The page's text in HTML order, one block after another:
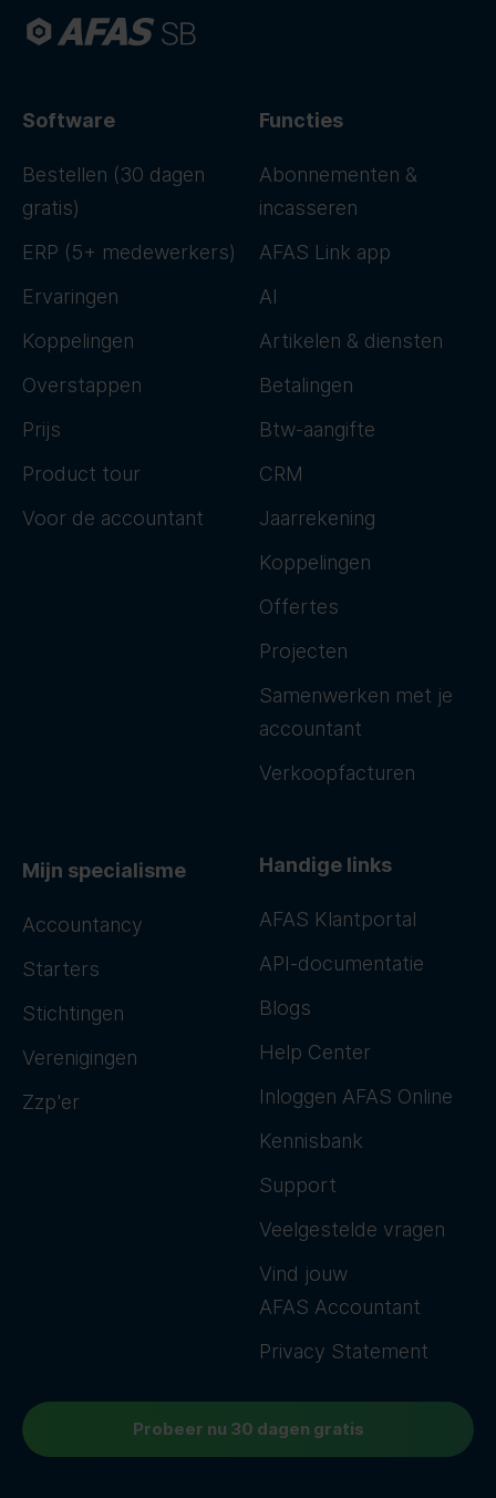
Software
Bestellen (30 dagen
gratis)
ERP (5+ medewerkers)
Ervaringen
Koppelingen
Overstappen
Prijs
Product tour
Voor de accountant
Functies
Abonnementen &
incasseren
AFAS Link app
AI
Artikelen & diensten
Betalingen
Btw-aangifte
CRM
Jaarrekening
Koppelingen
Offertes
Projecten
Samenwerken met je
accountant
Verkoopfacturen
Mijn specialisme
Accountancy
Starters
Stichtingen
Verenigingen
Zzp'er
Handige links
AFAS Klantportal
API-documentatie
Blogs
Help Center
Inloggen AFAS Online
Kennisbank
Support
Veelgestelde vragen
Vind jouw
AFAS Accountant
Privacy Statement
Probeer nu 30 dagen gratis